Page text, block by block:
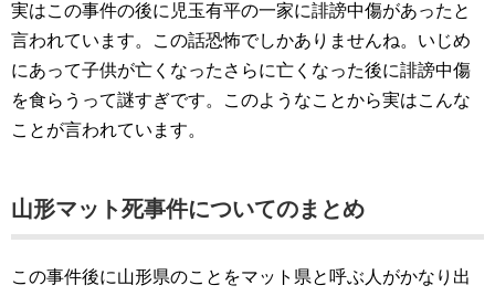
実はこの事件の後に児玉有平の一家に誹謗中傷があったと
言われています。この話恐怖でしかありませんね。いじめ
にあって子供が亡くなったさらに亡くなった後に誹謗中傷
を食らうって謎すぎです。このようなことから実はこんな
ことが言われています。
山形マット死事件についてのまとめ
この事件後に山形県のことをマット県と呼ぶ人がかなり出